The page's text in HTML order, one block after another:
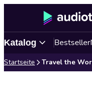
Katalog Bestseller
Startseite Travel the